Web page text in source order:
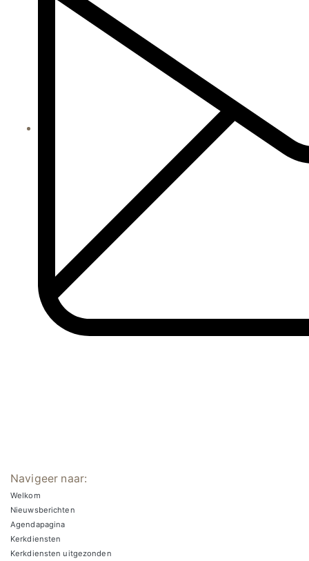
Navigeer naar:
Welkom
Nieuwsberichten
Agendapagina
Kerkdiensten
Kerkdiensten uitgezonden